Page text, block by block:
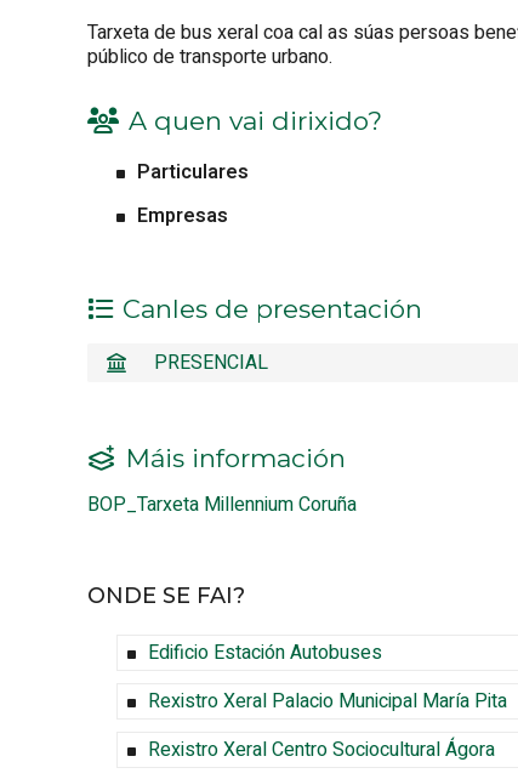
Tarxeta de bus xeral coa cal as súas persoas
público de transporte urbano.
A quen vai dirixido?
Particulares
Empresas
Canles de presentación
PRESENCIAL
Máis información
BOP_Tarxeta Millennium Coruña
ONDE SE FAI?
Edificio Estación Autobuses
Rexistro Xeral Palacio Municipal María Pita
Rexistro Xeral Centro Sociocultural Ágora